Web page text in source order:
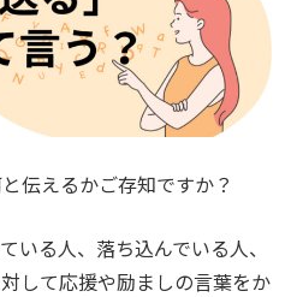
伝えるかご存知ですか？
いる人、落ち込んでいる人、
して応援や励ましの言葉をか